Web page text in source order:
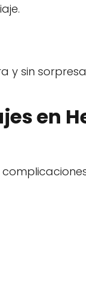
y sin
en